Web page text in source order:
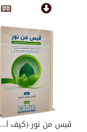
قبس من نور (كيف أ...